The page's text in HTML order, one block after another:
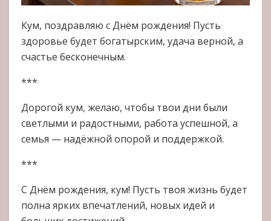
Кум, поздравляю с Днём рождения! Пусть
здоровье будет богатырским, удача верной, а
счастье бесконечным.
***
Дорогой кум, желаю, чтобы твои дни были
светлыми и радостными, работа успешной, а
семья — надёжной опорой и поддержкой.
***
С Днём рождения, кум! Пусть твоя жизнь будет
полна ярких впечатлений, новых идей и